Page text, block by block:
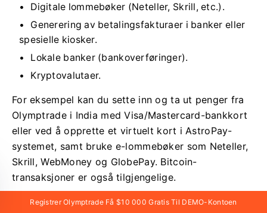
Digitale lommebøker (Neteller, Skrill, etc.).
Generering av betalingsfakturaer i banker eller
spesielle kiosker.
Lokale banker (bankoverføringer).
Kryptovalutaer.
For eksempel kan du sette inn og ta ut penger fra
Olymptrade i India med Visa/Mastercard-bankkort
eller ved å opprette et virtuelt kort i AstroPay-
systemet, samt bruke e-lommebøker som Neteller,
Skrill, WebMoney og GlobePay. Bitcoin-
transaksjoner er også tilgjengelige.
Registrer Olymptrade Få $10 000 Gratis Til DEMO-Kontoen